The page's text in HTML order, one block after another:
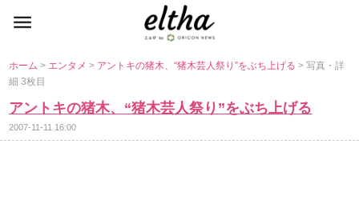
ホーム> エンタメ> アントキの猪木、“猪木芸人祭り”をぶち上げる> 写真・詳
細 3枚目
アントキの猪木、“猪木芸人祭り”をぶち上げる
2007-11-11 16:00